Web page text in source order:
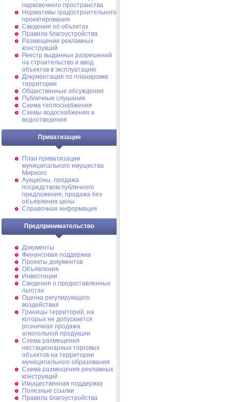
парковочного пространства
Нормативы градостроительного
проектирования
Сведения об объектах
Правила благоустройства
Размещение рекламных
конструкций
Реестр выданных разрешений
на строительство и ввод
объектов в эксплуатацию
Документация по планировке
территории
Общественные обсуждения
Публичные слушания
Схема теплоснабжения
Схемы водоснабжения и
водоотведения
Приватизация
План приватизации
муниципального имущества
Мирного
Аукционы, продажа
посредством публичного
предложения, продажа без
объявления цены
Справочная информация
Предпринимательство
Документы
Финансовая поддержка
Проекты документов
Объявления
Инвестиции
Сведения о предоставленных
льготах
Оценка регулирующего
воздействия
Границы территорий, на
которых не допускается
розничная продажа
алкогольной продукции
Схема размещения
нестационарных торговых
объектов на территории
муниципального образования
Схема размещения рекламных
конструкций
Имущественная поддержка
Полезные ссылки
Правила благоустройства